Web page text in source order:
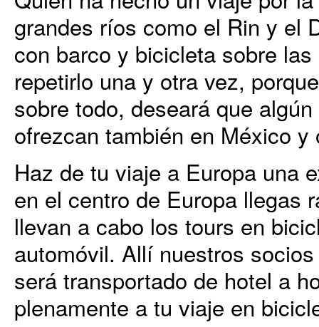
grandes ríos como el Rin y el
con barco y bicicleta sobre
repetirlo una y otra vez,
sobre todo, deseará que
ofrezcan también en México
Haz de tu viaje a Europa una
en el centro de Europa llegas
llevan a cabo los tours en
automóvil. Allí nuestros
será transportado de hotel a
plenamente a tu viaje en